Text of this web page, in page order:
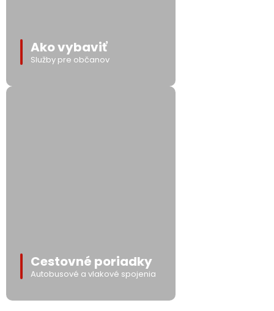
Ako vybaviť
Služby pre občanov
Cestovné poriadky
Autobusové a vlakové spojenia